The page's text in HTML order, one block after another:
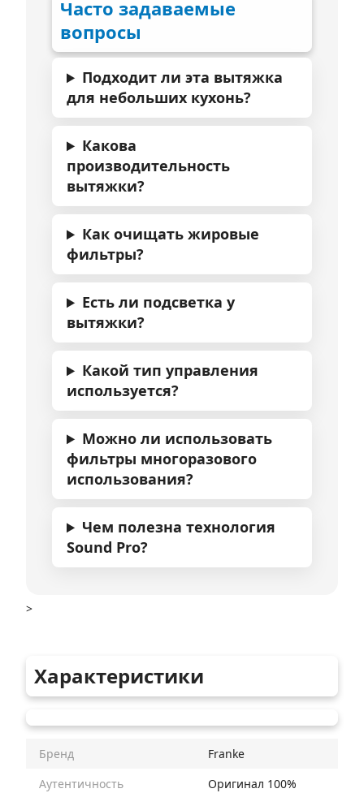
Часто задаваемые
вопросы
Подходит ли эта вытяжка
для небольших кухонь?
Какова
производительность
вытяжки?
Как очищать жировые
фильтры?
Есть ли подсветка у
вытяжки?
Какой тип управления
используется?
Можно ли использовать
фильтры многоразового
использования?
Чем полезна технология
Sound Pro?
>
Характеристики
Бренд
Franke
Аутентичность
Оригинал 100%